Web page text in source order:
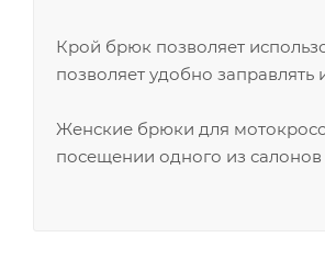
Крой брюк позволяет
позволяет удобно заправлять
Женские брюки для
посещении одного из